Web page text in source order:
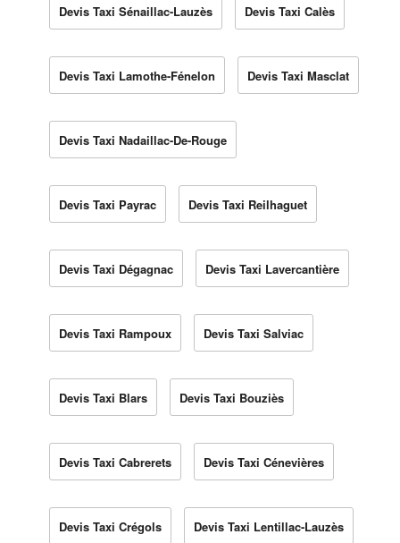
Devis Taxi Sénaillac-Lauzès Devis Taxi Calès
Devis Taxi Lamothe-Fénelon Devis Taxi Masclat
Devis Taxi Nadaillac-De-Rouge
Devis Taxi Payrac Devis Taxi Reilhaguet
Devis Taxi Dégagnac Devis Taxi Lavercantière
Devis Taxi Rampoux Devis Taxi Salviac
Devis Taxi Blars Devis Taxi Bouziès
Devis Taxi Cabrerets Devis Taxi Cénevières
Devis Taxi Crégols Devis Taxi Lentillac-Lauzès